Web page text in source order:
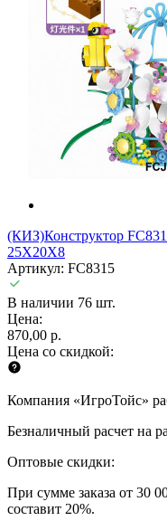
(КИЗ)Конструктор
25X20X8
Артикул: FC8315
В наличии 76 шт.
Цена:
870,00 р.
Цена со скидкой:
Компания «ИгроТойс»
Безналичный расчет на
Оптовые скидки:
При сумме заказа от 30
составит 20%.